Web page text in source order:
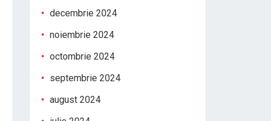
decembrie 2024
noiembrie 2024
octombrie 2024
septembrie 2024
august 2024